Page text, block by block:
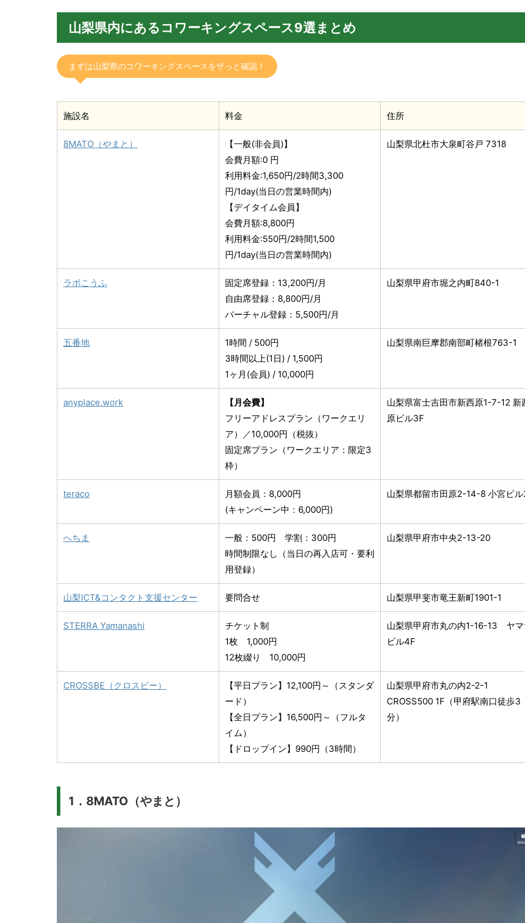
山梨県内にあるコワーキングスペース9選まとめ
まずは山梨県のコワーキングスペースをザっと確認！
施設名 料金 住所
8MATO（やまと）
【一般(非会員)】
会費月額:0 円
利用料金:1,650円/2時間3,300
円/1day(当日の営業時間内)
【デイタイム会員】
会費月額:8,800円
利用料金:550円/2時間1,500
円/1day(当日の営業時間内)
山梨県北杜市大泉町谷戸 7318
ラボこうふ
固定席登録：13,200円/月
自由席登録：8,800円/月
バーチャル登録：5,500円/月
山梨県甲府市堀之内町840-1
五番地
1時間 / 500円
3時間以上(1日) / 1,500円
1ヶ月(会員) / 10,000円
山梨県南巨摩郡南部町楮根763-1
anyplace.work
【月会費】
フリーアドレスプラン（ワークエリ
ア）／10,000円（税抜）
固定席プラン（ワークエリア：限定3
枠）
山梨県富士吉田市新西原1-7-12 新
原ビル3F
teraco
月額会員：8,000円
(キャンペーン中：6,000円)
山梨県都留市田原2-14-8 小宮ビ
へちま
一般：500円 学割：300円
時間制限なし（当日の再入店可・要利
用登録）
山梨県甲府市中央2-13-20
山梨ICT&コンタクト支援センター 要問合せ 山梨県甲斐市竜王新町1901-1
STERRA Yamanashi
チケット制
1枚 1,000円
12枚綴り 10,000円
山梨県甲府市丸の内1-16-13 ヤ
ビル4F
CROSSBE（クロスビー）
【平日プラン】12,100円～（スタンダ
ード）
【全日プラン】16,500円～（フルタ
イム）
【ドロップイン】990円（3時間）
山梨県甲府市丸の内2-2-1
CROSS500 1F（甲府駅南口徒歩3
分）
1．8MATO（やまと）